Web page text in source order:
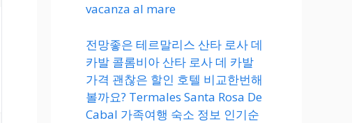
vacanza al mare
전망좋은 테르말리스 산타 로사 데
카발 콜롬비아 산타 로사 데 카발
가격 괜찮은 할인 호텔 비교한번해
볼까요? Termales Santa Rosa De
Cabal 가족여행 숙소 정보 인기순